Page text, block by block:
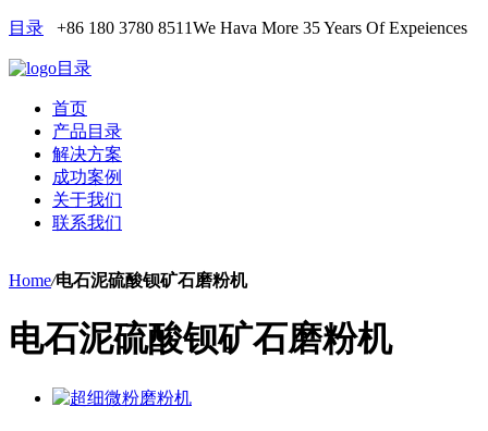
目录 +86 180 3780 8511We Hava More 35 Years Of Expeiences
目录
首页
产品目录
解决方案
成功案例
关于我们
联系我们
Home/电石泥硫酸钡矿石磨粉机
电石泥硫酸钡矿石磨粉机